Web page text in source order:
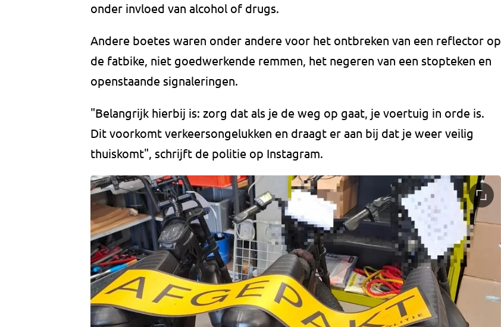
onder invloed van alcohol of drugs.
Andere boetes waren onder andere voor het ontbreken van een reflector op
de fatbike, niet goedwerkende remmen, het negeren van een stopteken en
openstaande signaleringen.
"Belangrijk hierbij is: zorg dat als je de weg op gaat, je voertuig in orde is.
Dit voorkomt verkeersongelukken en draagt er aan bij dat je weer veilig
thuiskomt", schrijft de politie op Instagram.